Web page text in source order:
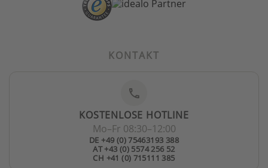
KONTAKT
phone
KOSTENLOSE HOTLINE
Mo–Fr 08:30–12:00
DE +49 (0) 75463193 388
AT +43 (0) 5574 256 52
CH +41 (0) 715111 385